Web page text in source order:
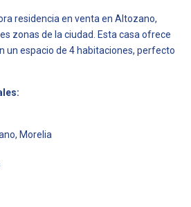
residencia en venta en Altozano,
zonas de la ciudad. Esta casa ofrece
un espacio de 4 habitaciones, perfecto
Morelia